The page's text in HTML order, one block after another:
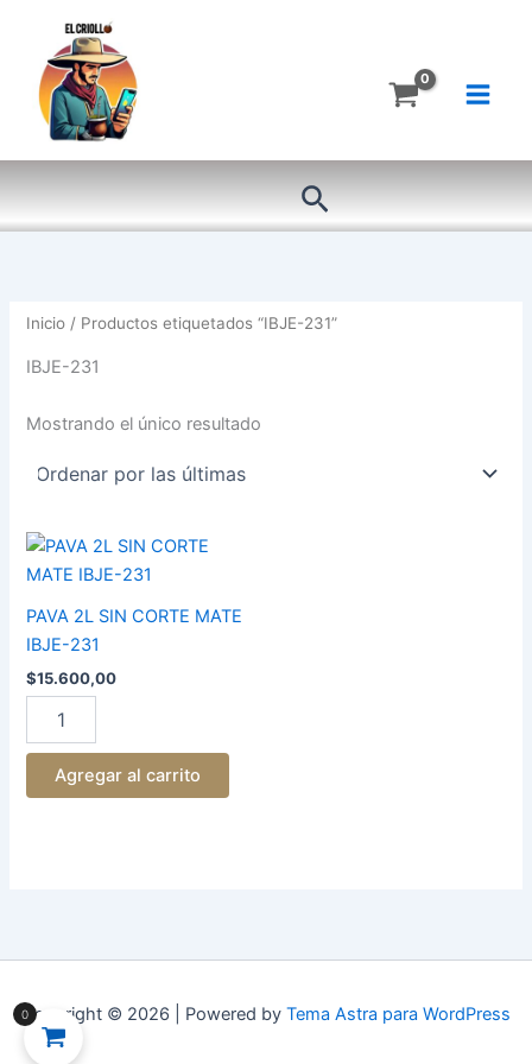
contenido
Buscar
Inicio / Productos etiquetados “IBJE-231”
IBJE-231
Mostrando el único resultado
PAVA 2L SIN CORTE MATE
IBJE-231
$15.600,00
PAVA
2L
CORTE
MATE
231
cantidad
Agregar al carrito
Copyright © 2026 | Powered by Tema Astra para WordPress
0